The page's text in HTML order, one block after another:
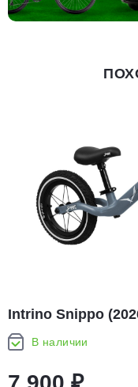
Intrino Snippo
В наличии